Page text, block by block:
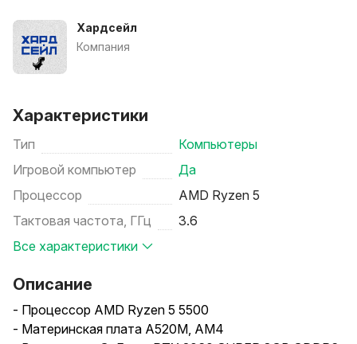
Хардсейл
Компания
Характеристики
Тип
Компьютеры
Игровой компьютер
Да
Процессор
AMD Ryzen 5
Тактовая частота, ГГц
3.6
Все характеристики
Описание
- Процессор AMD Ryzen 5 5500
- Материнская плата A520M, AM4